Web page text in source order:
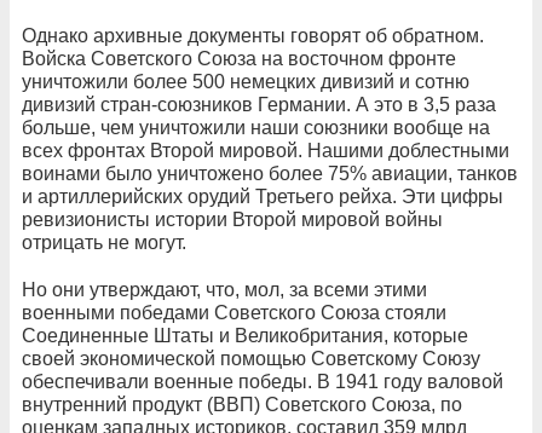
Однако архивные документы говорят об обратном.
Войска Советского Союза на восточном фронте
уничтожили более 500 немецких дивизий и сотню
дивизий стран-союзников Германии. А это в 3,5 раза
больше, чем уничтожили наши союзники вообще на
всех фронтах Второй мировой. Нашими доблестными
воинами было уничтожено более 75% авиации, танков
и артиллерийских орудий Третьего рейха. Эти цифры
ревизионисты истории Второй мировой войны
отрицать не могут.
Но они утверждают, что, мол, за всеми этими
военными победами Советского Союза стояли
Соединенные Штаты и Великобритания, которые
своей экономической помощью Советскому Союзу
обеспечивали военные победы. В 1941 году валовой
внутренний продукт (ВВП) Советского Союза, по
оценкам западных историков, составил 359 млрд